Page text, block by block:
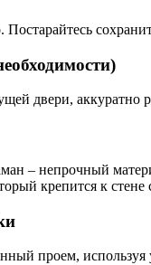
двери, аккуратно
– непрочный
крепится к
проем,